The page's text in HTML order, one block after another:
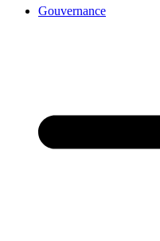
Gouvernance